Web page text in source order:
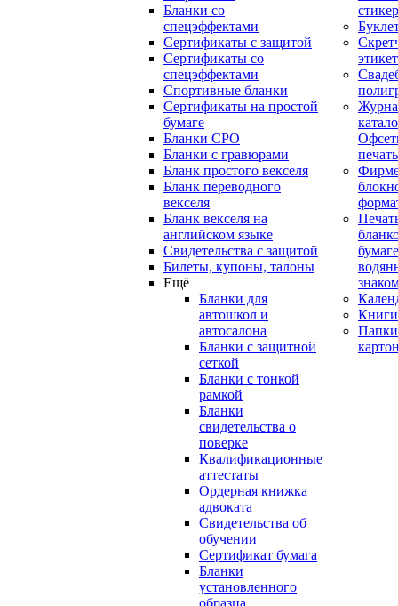
Бланки со
спецэффектами
Сертификаты с защитой
Сертификаты со
спецэффектами
Спортивные бланки
Cертификаты на простой
бумаге
Бланки СРО
Бланки с гравюрами
Бланк простого векселя
Бланк переводного
векселя
Бланк векселя на
английском языке
Свидетельства с защитой
Билеты, купоны, талоны
Ещё
Бланки для
автошкол и
автосалона
Бланки с защитной
сеткой
Бланки с тонкой
рамкой
Бланки
свидетельства о
поверке
Квалификационные
аттестаты
Ордерная книжка
адвоката
Свидетельства об
обучении
Сертификат бумага
Бланки
установленного
образца
печать
Книги
Папки